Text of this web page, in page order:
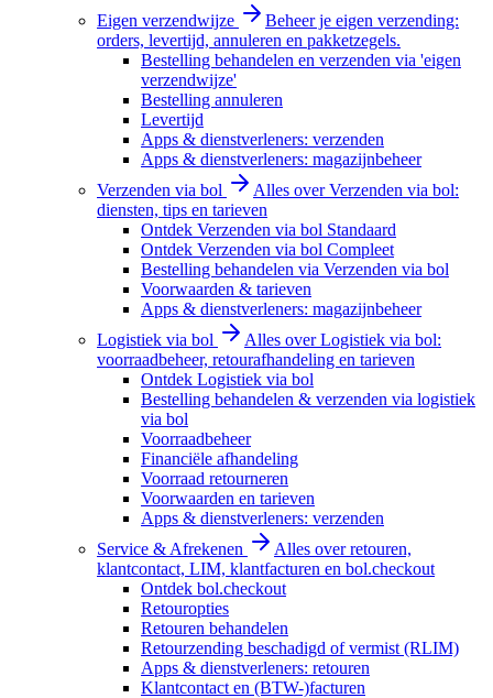
Eigen verzendwijze
Beheer je eigen verzending:
orders, levertijd, annuleren en pakketzegels.
Bestelling behandelen en verzenden via 'eigen
verzendwijze'
Bestelling annuleren
Levertijd
Apps & dienstverleners: verzenden
Apps & dienstverleners: magazijnbeheer
Verzenden via bol
Alles over Verzenden via bol:
diensten, tips en tarieven
Ontdek Verzenden via bol Standaard
Ontdek Verzenden via bol Compleet
Bestelling behandelen via Verzenden via bol
Voorwaarden & tarieven
Apps & dienstverleners: magazijnbeheer
Logistiek via bol
Alles over Logistiek via bol:
voorraadbeheer, retourafhandeling en tarieven
Ontdek Logistiek via bol
Bestelling behandelen & verzenden via logistiek
via bol
Voorraadbeheer
Financiële afhandeling
Voorraad retourneren
Voorwaarden en tarieven
Apps & dienstverleners: verzenden
Service & Afrekenen
Alles over retouren,
klantcontact, LIM, klantfacturen en bol.checkout
Ontdek bol.checkout
Retouropties
Retouren behandelen
Retourzending beschadigd of vermist (RLIM)
Apps & dienstverleners: retouren
Klantcontact en (BTW-)facturen